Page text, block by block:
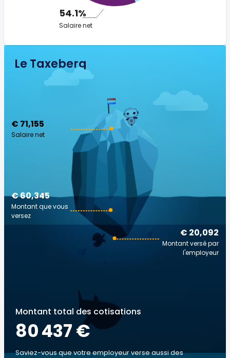
54.1%
Salaire net
Le Taxeberg
€ 71,155
Salaire net
€ 20,092
Montant versé par
l'employeur
€ 60,345
Montant que vous
versez
Montant total des cotisations
80 437 €
Saviez-vous que votre employeur verse aussi des